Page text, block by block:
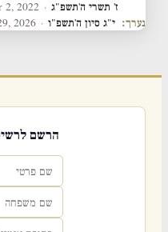
ז' תשרי ה'תשפ"ג ·
2, 2022
נערך: י"ג סיון ה'תשפ"ו ·
2026
הרשם